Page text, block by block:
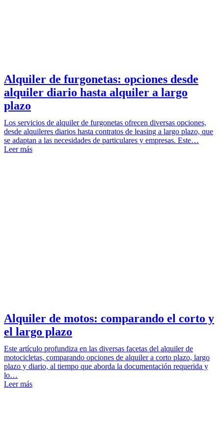
Alquiler de furgonetas: opciones desde
alquiler diario hasta alquiler a largo
plazo
Los servicios de alquiler de furgonetas ofrecen diversas opciones,
desde alquileres diarios hasta contratos de leasing a largo plazo, que
se adaptan a las necesidades de particulares y empresas. Este…
Leer más
Alquiler de motos: comparando el corto y
el largo plazo
Este artículo profundiza en las diversas facetas del alquiler de
motocicletas, comparando opciones de alquiler a corto plazo, largo
plazo y diario, al tiempo que aborda la documentación requerida y
lo…
Leer más